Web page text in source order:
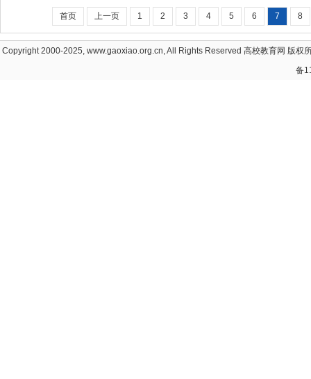
首页 上一页 1 2 3 4 5 6 7 8
Copyright 2000-2025, www.gaoxiao.org.cn, All Rights Reserved 高校教育网 版权
备